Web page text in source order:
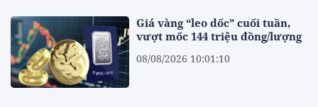
Giá vàng “leo dốc” cuối tuần,
vượt mốc 144 triệu đồng/lượng
08/08/2026 10:01:10